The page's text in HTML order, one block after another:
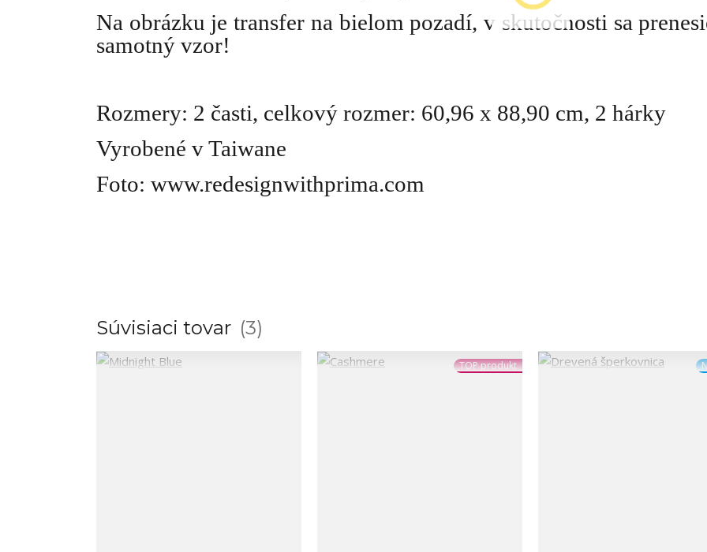
Na obrázku je transfer na bielom pozadí, v skutočnosti sa
samotný vzor!
Rozmery: 2 časti, celkový rozmer: 60,96 x 88,90 cm, 2 hárky
Vyrobené v Taiwane
Foto: www.redesignwithprima.com
Súvisiaci tovar 3
TOP produkt